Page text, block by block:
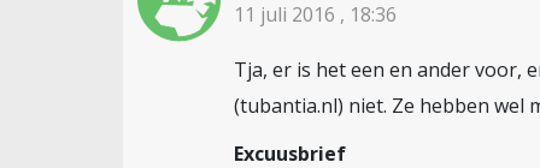
11 juli 2016 , 18:36
Tja, er is het een en ander voor,
(tubantia.nl) niet. Ze hebben wel
Excuusbrief